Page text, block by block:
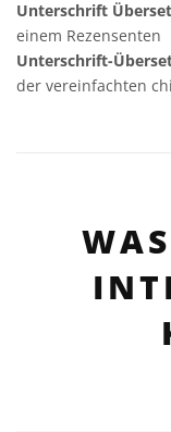
Unterschrift
einem Rezensenten
Unterschrift-
der vereinfachten